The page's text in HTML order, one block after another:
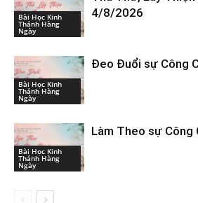
Bài Học Kinh
Thánh Hàng
Ngày
4/8/2026
Bài Học Kinh
Thánh Hàng
Ngày
Đeo Đuổi sự Công
Bài Học Kinh
Thánh Hàng
Ngày
Làm Theo sự